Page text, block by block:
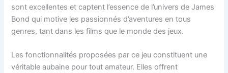
sont excellentes et captent l’essence de l’univers de James
Bond qui motive les passionnés d’aventures en tous
genres, tant dans les films que le monde des jeux.
Les fonctionnalités proposées par ce jeu constituent une
véritable aubaine pour tout amateur. Elles offrent